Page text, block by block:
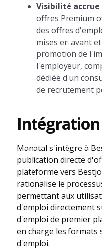
Visibilité accrue
offres Premium
des offres
mises en avant
promotion de
l'employeur,
dédiée d'un
de recrutement
Intégration
Manatal s'intègre à
publication directe
plateforme vers
rationalise le
permettant aux
d'emploi directement
d'emploi de premier
en charge les formats
d'emploi.